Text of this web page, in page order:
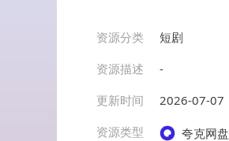
资源分类
短剧
资源描述
-
更新时间
2026-07-07
资源类型
夸克网盘